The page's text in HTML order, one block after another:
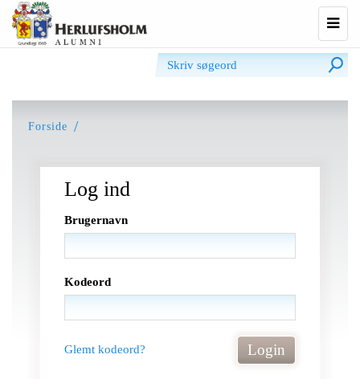
Forside
Log ind
Brugernavn
Kodeord
Glemt kodeord? Login